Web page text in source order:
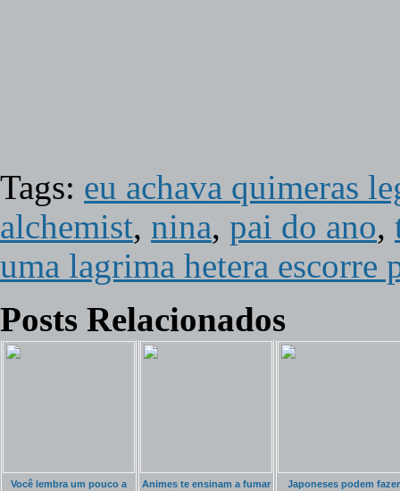
Tags: eu achava quimeras
alchemist, nina, pai do ano,
uma lagrima hetera escorre
Posts Relacionados
Você lembra um pouco a
Animes te ensinam a fumar
Japoneses podem fazer